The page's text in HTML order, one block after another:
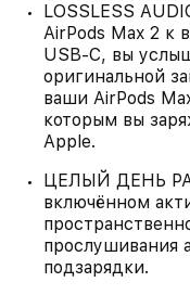
LOSSLESS
AirPods Max 2 к
USB-C, вы
оригинальной
ваши AirPods
которым вы
Apple.
ЦЕЛЫЙ ДЕНЬ
включённом
прослушивания
подзарядки.